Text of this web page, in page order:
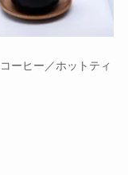
ーヒー／ホットティ